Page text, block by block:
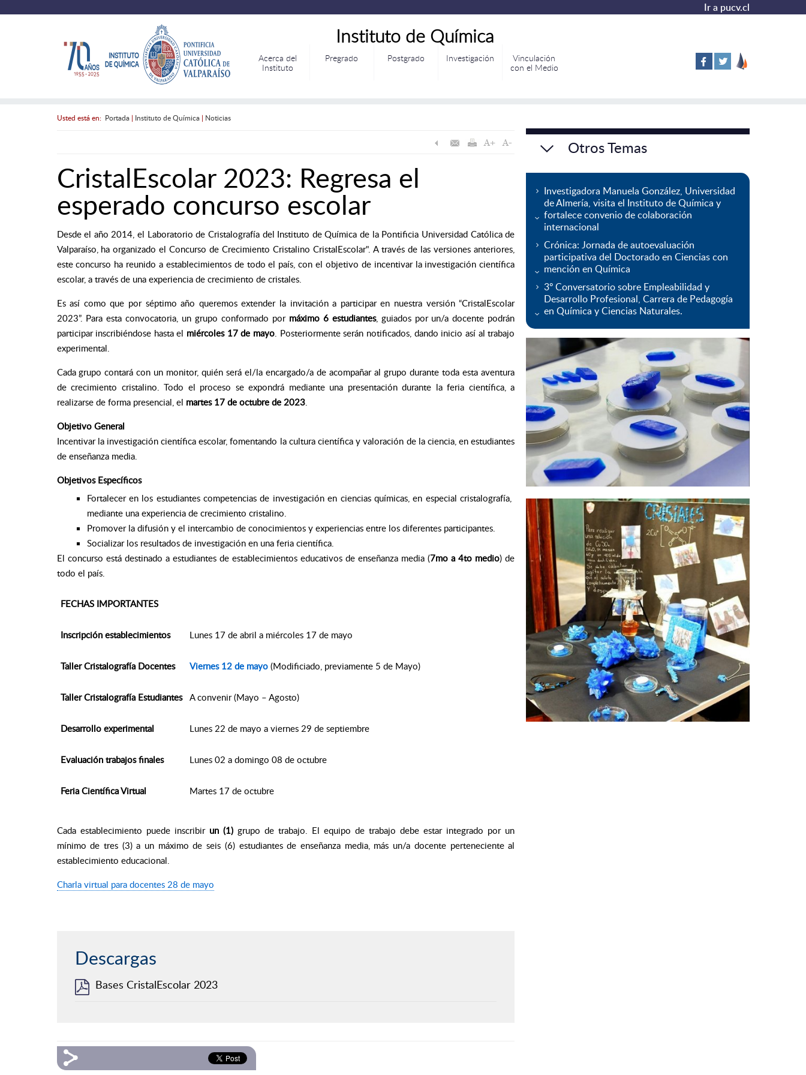
Ir a pucv.cl
Instituto de Química
Acerca del
Instituto
Pregrado Postgrado Investigación
Vinculación
con el Medio
Usted está en: Portada| Instituto de Química| Noticias
CristalEscolar 2023: Regresa el
esperado concurso escolar
Desde el año 2014, el Laboratorio de Cristalografía del Instituto de Química de la Pontificia Universidad Católica de
Valparaíso, ha organizado el Concurso de Crecimiento Cristalino CristalEscolar". A través de las versiones anteriores,
este concurso ha reunido a establecimientos de todo el país, con el objetivo de incentivar la investigación científica
escolar, a través de una experiencia de crecimiento de cristales.
Es así como que por séptimo año queremos extender la invitación a participar en nuestra versión “CristalEscolar
2023”. Para esta convocatoria, un grupo conformado por máximo 6 estudiantes, guiados por un/a docente podrán
participar inscribiéndose hasta el miércoles 17 de mayo. Posteriormente serán notificados, dando inicio así al trabajo
experimental.
Cada grupo contará con un monitor, quién será el/la encargado/a de acompañar al grupo durante toda esta aventura
de crecimiento cristalino. Todo el proceso se expondrá mediante una presentación durante la feria científica, a
realizarse de forma presencial, el martes 17 de octubre de 2023.
Objetivo General
Incentivar la investigación científica escolar, fomentando la cultura científica y valoración de la ciencia, en estudiantes
de enseñanza media.
Objetivos Específicos
Fortalecer en los estudiantes competencias de investigación en ciencias químicas, en especial cristalografía,
mediante una experiencia de crecimiento cristalino.
Promover la difusión y el intercambio de conocimientos y experiencias entre los diferentes participantes.
Socializar los resultados de investigación en una feria científica.
El concurso está destinado a estudiantes de establecimientos educativos de enseñanza media (7mo a 4to medio) de
todo el país.
FECHAS IMPORTANTES
Inscripción establecimientos Lunes 17 de abril a miércoles 17 de mayo
Taller Cristalografía Docentes Viernes 12 de mayo(Modificiado, previamente 5 de Mayo)
Taller Cristalografía Estudiantes A convenir (Mayo – Agosto)
Desarrollo experimental Lunes 22 de mayo a viernes 29 de septiembre
Evaluación trabajos finales Lunes 02 a domingo 08 de octubre
Feria Científica Virtual Martes 17 de octubre
Cada establecimiento puede inscribir un (1) grupo de trabajo. El equipo de trabajo debe estar integrado por un
mínimo de tres (3) a un máximo de seis (6) estudiantes de enseñanza media, más un/a docente perteneciente al
establecimiento educacional.
Charla virtual para docentes 28 de mayo
Descargas
Bases CristalEscolar 2023
Otros Temas
Investigadora Manuela González, Universidad
de Almería, visita el Instituto de Química y
fortalece convenio de colaboración
internacional
Crónica: Jornada de autoevaluación
participativa del Doctorado en Ciencias con
mención en Química
3º Conversatorio sobre Empleabilidad y
Desarrollo Profesional, Carrera de Pedagogía
en Química y Ciencias Naturales.